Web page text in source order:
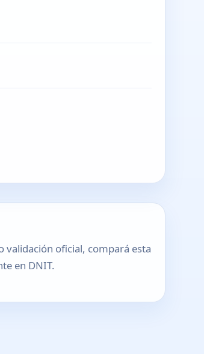
validación oficial, compará esta
en DNIT.